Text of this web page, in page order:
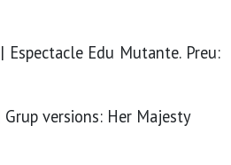
Edu Mutante. Preu:
versions: Her Majesty